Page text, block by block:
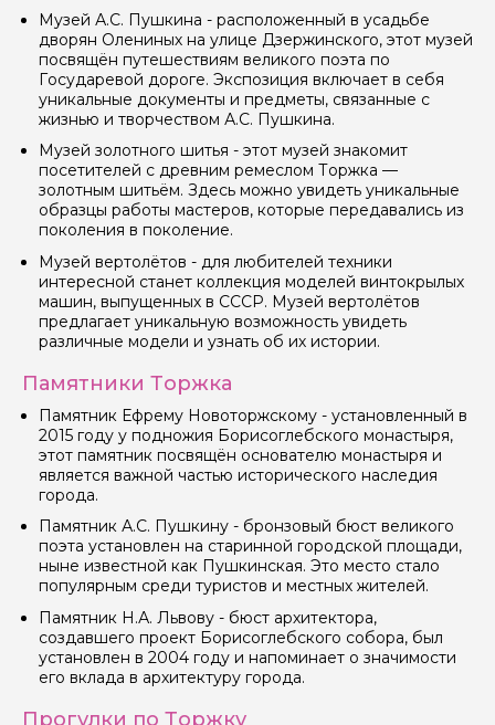
Музей А.С. Пушкина - расположенный в усадьбе
дворян Олениных на улице Дзержинского, этот музей
посвящён путешествиям великого поэта по
Государевой дороге. Экспозиция включает в себя
уникальные документы и предметы, связанные с
жизнью и творчеством А.С. Пушкина.
Музей золотного шитья - этот музей знакомит
посетителей с древним ремеслом Торжка —
золотным шитьём. Здесь можно увидеть уникальные
образцы работы мастеров, которые передавались из
поколения в поколение.
Музей вертолётов - для любителей техники
интересной станет коллекция моделей винтокрылых
машин, выпущенных в СССР. Музей вертолётов
предлагает уникальную возможность увидеть
различные модели и узнать об их истории.
Памятники Торжка
Памятник Ефрему Новоторжскому - установленный в
2015 году у подножия Борисоглебского монастыря,
этот памятник посвящён основателю монастыря и
является важной частью исторического наследия
города.
Памятник А.С. Пушкину - бронзовый бюст великого
поэта установлен на старинной городской площади,
ныне известной как Пушкинская. Это место стало
популярным среди туристов и местных жителей.
Памятник Н.А. Львову - бюст архитектора,
создавшего проект Борисоглебского собора, был
установлен в 2004 году и напоминает о значимости
его вклада в архитектуру города.
Прогулки по Торжку
Задайте свой вопрос гиду
Как вас зовут
Ваш номер телефона
Вопросы и комментарии
Если у вас есть интересующие вопросы, можете их
задать
Я даю своё согласие на обработку персональных
данных
Отправить